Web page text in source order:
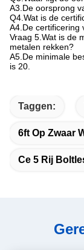
A3.De oorsprong
Q4.Wat is de
A4.De certificering
Vraag 5.Wat is de
metalen rekken?
A5.De minimale
is 20.
Taggen:
6ft Op Zwaar
Ce 5 Rij